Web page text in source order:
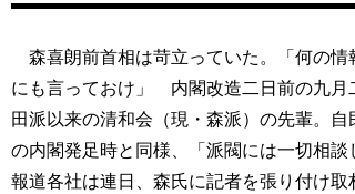
森喜朗前首相は苛立っていた。「何の情
にも言っておけ」 内閣改造二日前の九月
田派以来の清和会（現・森派）の先輩。
の内閣発足時と同様、「派閥には一切相
報道各社は連日、森氏に記者を張り付け